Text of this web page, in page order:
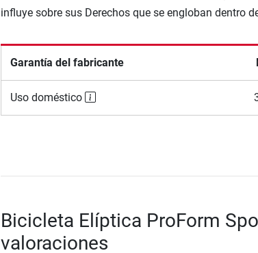
influye sobre sus Derechos que se engloban dentro
Garantía del fabricante
Uso doméstico
Bicicleta Elíptica ProForm
valoraciones